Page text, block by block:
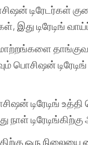
டிரேடர்கள்
இது டிரேடிங்
பொசிஷன்
டிரேடிங்
ஒரு நிலையை